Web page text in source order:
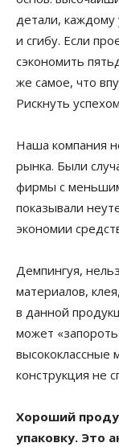
детали, каждому
и сгибу. Если
сэкономить
же самое, что
Рискнуть
Наша компания
рынка. Были
фирмы с
показывали
экономии
Демпингуя,
материалов,
в данной
может
высококлассные
конструкция не
Хороший
упаковку. Это